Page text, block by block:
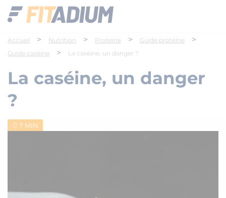
Accueil > Nutrition > Proteine > Guide protéine >
Guide caséine > La caséine, un danger ?
La caséine, un danger
?
7 MIN